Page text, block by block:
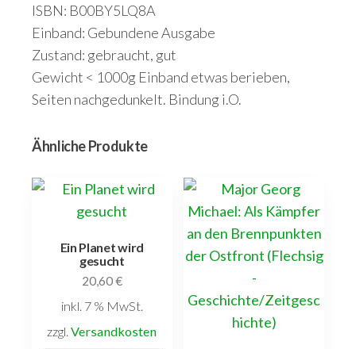
ISBN: B00BY5LQ8A
Einband: Gebundene Ausgabe
Zustand: gebraucht, gut
Gewicht < 1000g Einband etwas berieben,
Seiten nachgedunkelt. Bindung i.O.
Ähnliche Produkte
Ein Planet wird
gesucht
20,60€
inkl. 7 % MwSt.
zzgl.Versandkosten